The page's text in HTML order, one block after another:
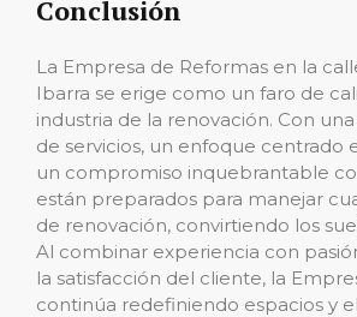
Conclusión
La Empresa de Reformas en la
Ibarra se erige como un faro de
industria de la renovación. Con
de servicios, un enfoque centrado
un compromiso inquebrantable
están preparados para manejar
de renovación, convirtiendo los
Al combinar experiencia con
la satisfacción del cliente, la
continúa redefiniendo espacios y